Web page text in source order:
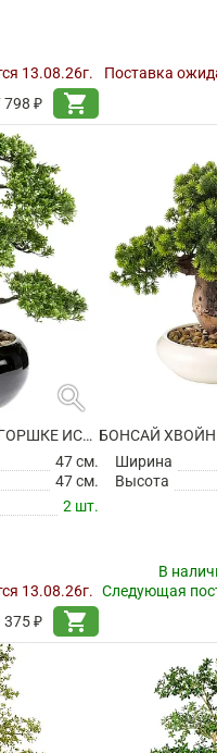
13.08.26г.
798 ₽
shopping_cart
Поставка
search
БОНСАЙ ФИКУС В ГОРШКЕ ИСКУССТВЕННЫЙ
47 см.
47 см.
2 шт.
13.08.26г.
375 ₽
shopping_cart
Ширина
Высота
В
Следующая